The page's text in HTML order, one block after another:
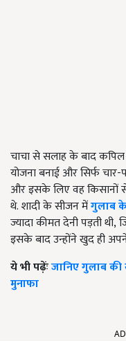
चाचा से सलाह के बाद
योजना बनाई और सिर्फ
और इसके लिए वह किसानों
थे. शादी के सीजन मेंगुलाब
ज्यादा कीमत देनी पड़ती थी,
इसके बाद उन्होंने खुद ही
ये भी पढ़ेंःजानिए गुलाब की
मुनाफा